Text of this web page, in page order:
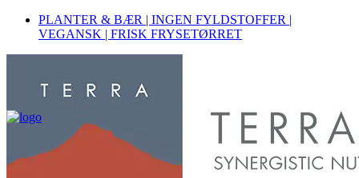
PLANTER & BÆR | INGEN FYLDSTOFFER |
VEGANSK | FRISK FRYSETØRRET